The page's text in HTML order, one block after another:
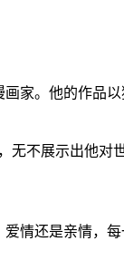
家。他的作品
不展示出他对
情还是亲情，